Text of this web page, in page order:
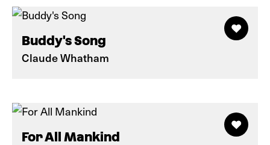
Buddy's Song
Claude Whatham
For All Mankind